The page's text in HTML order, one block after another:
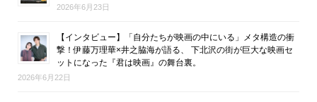
2026年6月23日
【インタビュー】「自分たちが映画の中にいる」メタ構造の衝
撃！伊藤万理華×井之脇海が語る、 下北沢の街が巨大な映画セ
ットになった『君は映画』の舞台裏。
2026年6月22日